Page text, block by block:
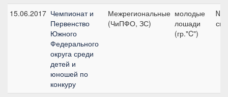
15.06.2017 Чемпионат и
Первенство
Южного
Федерального
округа среди
детей и
юношей по
конкуру
Межрегиональные
(ЧиПФО, ЗС)
молодые
лошади
(гр."C")
см